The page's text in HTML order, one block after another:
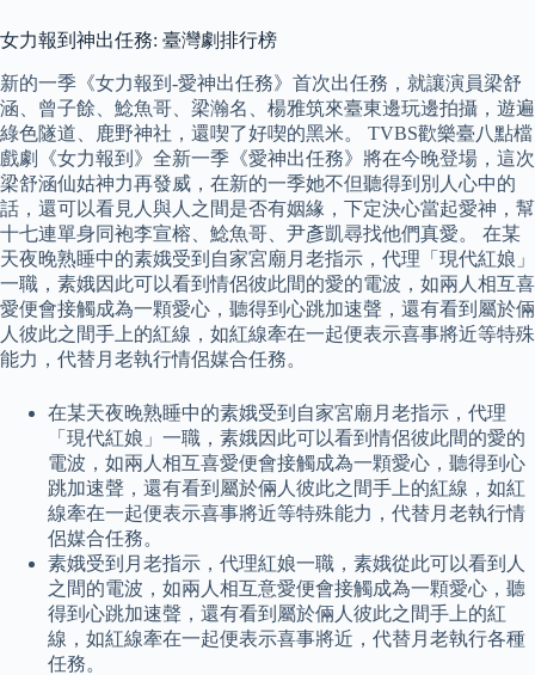
女力報到神出任務: 臺灣劇排行榜
新的一季《女力報到-愛神出任務》首次出任務，就讓演員梁舒
涵、曾子餘、鯰魚哥、梁瀚名、楊雅筑來臺東邊玩邊拍攝，遊遍
綠色隧道、鹿野神社，還喫了好喫的黑米。 TVBS歡樂臺八點檔
戲劇《女力報到》全新一季《愛神出任務》將在今晚登場，這次
梁舒涵仙姑神力再發威，在新的一季她不但聽得到別人心中的
話，還可以看見人與人之間是否有姻緣，下定決心當起愛神，幫
十七連單身同袍李宣榕、鯰魚哥、尹彥凱尋找他們真愛。 在某
天夜晚熟睡中的素娥受到自家宮廟月老指示，代理「現代紅娘」
一職，素娥因此可以看到情侶彼此間的愛的電波，如兩人相互喜
愛便會接觸成為一顆愛心，聽得到心跳加速聲，還有看到屬於倆
人彼此之間手上的紅線，如紅線牽在一起便表示喜事將近等特殊
能力，代替月老執行情侶媒合任務。
在某天夜晚熟睡中的素娥受到自家宮廟月老指示，代理
「現代紅娘」一職，素娥因此可以看到情侶彼此間的愛的
電波，如兩人相互喜愛便會接觸成為一顆愛心，聽得到心
跳加速聲，還有看到屬於倆人彼此之間手上的紅線，如紅
線牽在一起便表示喜事將近等特殊能力，代替月老執行情
侶媒合任務。
素娥受到月老指示，代理紅娘一職，素娥從此可以看到人
之間的電波，如兩人相互意愛便會接觸成為一顆愛心，聽
得到心跳加速聲，還有看到屬於倆人彼此之間手上的紅
線，如紅線牽在一起便表示喜事將近，代替月老執行各種
任務。